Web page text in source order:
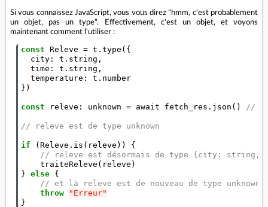
Si vous connaissez JavaScript, vous vous direz "hmm, c'est probablement
un objet, pas un type". Effectivement, c'est un objet, et voyons
maintenant comment l'utiliser :
const Releve = t . type ({
city : t . string ,
time : t . string ,
temperature : t . number
})
const releve : unknown = await fetch_res . json () //
// releve est de type unknown
if (Releve . is ( releve ))
{
// releve est désormais de type {city: string,
traiteReleve ( releve )
} else {
// et là releve est de nouveau de type unknown
throw
"Erreur"
}